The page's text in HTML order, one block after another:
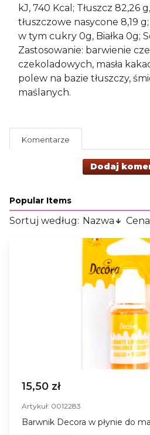
kJ, 740 Kcal; Tłuszcz 82,26
tłuszczowe nasycone 8,19
w tym cukry 0g, Białka 0g;
Zastosowanie: barwienie
czekoladowych, masła
polew na bazie tłuszczy,
maślanych.
Komentarze
Dodaj
Popular Items
Sortuj według: Nazwa Cena
15,50 zł
Artykuł: 0012283
Barwnik Decora w płynie do